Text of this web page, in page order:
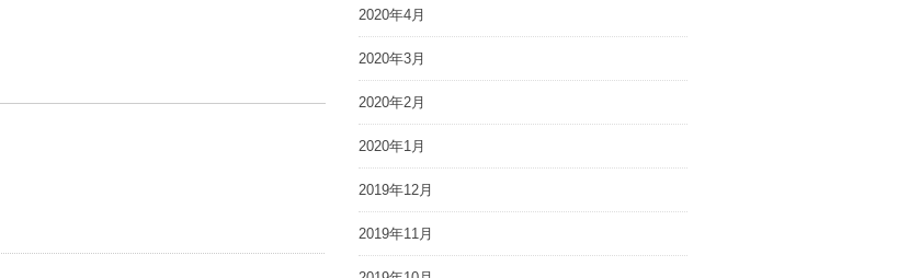
2020年4月
2020年3月
2020年2月
2020年1月
2019年12月
2019年11月